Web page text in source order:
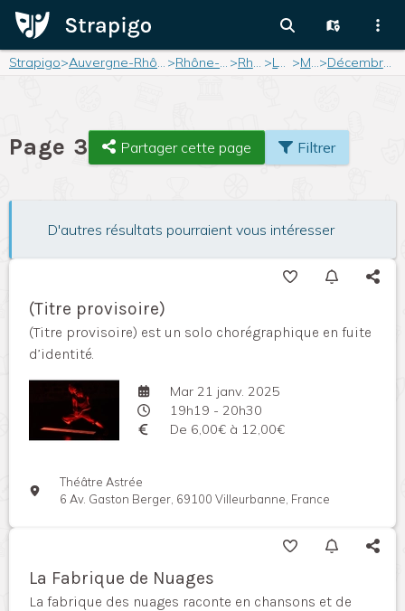
Strapigo> Auvergne-Rhône-Alpes > Rhône-Alpes > Rhône > Lyon > Mois> Décembre 2024
Page 3 Partager cette page Filtrer
D'autres résultats pourraient vous intéresser
(Titre provisoire)
(Titre provisoire) est un solo chorégraphique en fuite
d’identité.
Mar 21 janv. 2025
19h19 - 20h30
De 6,00€ à 12,00€
Théâtre Astrée
6 Av. Gaston Berger, 69100 Villeurbanne, France
La Fabrique de Nuages
La fabrique des nuages raconte en chansons et de